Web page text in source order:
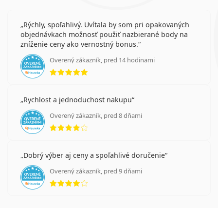
Rýchly, spoľahlivý. Uvítala by som pri opakovaných
objednávkach možnosť použiť nazbierané body na
zníženie ceny ako vernostný bonus.
Overený zákazník, pred 14 hodinami
hodnotenie 5 z 5
Rychlost a jednoduchost nakupu
Overený zákazník, pred 8 dňami
hodnotenie 4 z 5
Dobrý výber aj ceny a spoľahlivé doručenie
Overený zákazník, pred 9 dňami
hodnotenie 4 z 5